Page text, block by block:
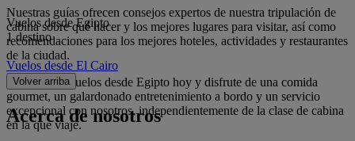
Nuestras guías ofrecen consejos expertos de nuestra tripulación de
cabina sobre qué hacer y los mejores lugares para visitar, así como
recomendaciones para los mejores hoteles, actividades y restaurantes
de la ciudad.
Reserve sus vuelos desde Egipto hoy y disfrute de una comida
gourmet, un galardonado entretenimiento a bordo y un servicio
excepcional con nosotros, independientemente de la clase de cabina
en la que viaje.
Vuelos desde Egipto
1 destino
Vuelos desde El Cairo
Volver arriba
Acerca de nosotros